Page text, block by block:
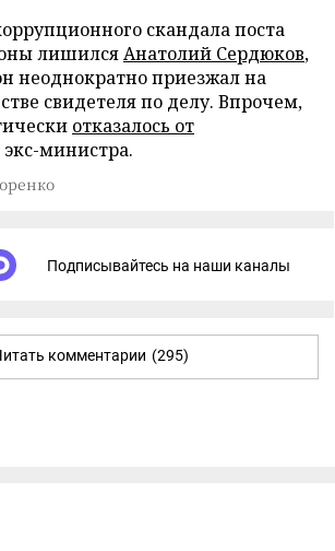
скандала поста
лишилсяАнатолий Сердюков,
неоднократно приезжал на
свидетеля по делу. Впрочем,
отказалось от
экс-министра.
Подписывайтесь на наши каналы
комментарии (295)